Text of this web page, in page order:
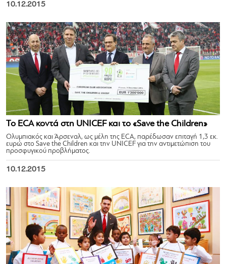
10.12.2015
Το ECA κοντά στη UNICEF και το «Save the Children»
Ολυμπιακός και Άρσεναλ, ως μέλη της ECA, παρέδωσαν επιταγή 1,3 εκ.
ευρώ στο Save the Children και την UNICEF για την αντιμετώπιση του
προσφυγικού προβλήματος.
10.12.2015